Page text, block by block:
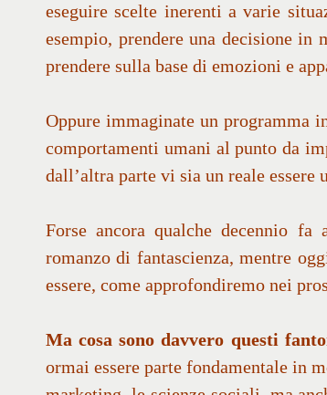
eseguire scelte inerenti a varie
esempio, prendere una decisione in
prendere sulla base di emozioni e
Oppure immaginate un programma
comportamenti umani al punto da
dall’altra parte vi sia un reale essere
Forse ancora qualche decennio fa
romanzo di fantascienza, mentre
essere, come approfondiremo nei
Ma cosa sono davvero questi
ormai essere parte fondamentale in